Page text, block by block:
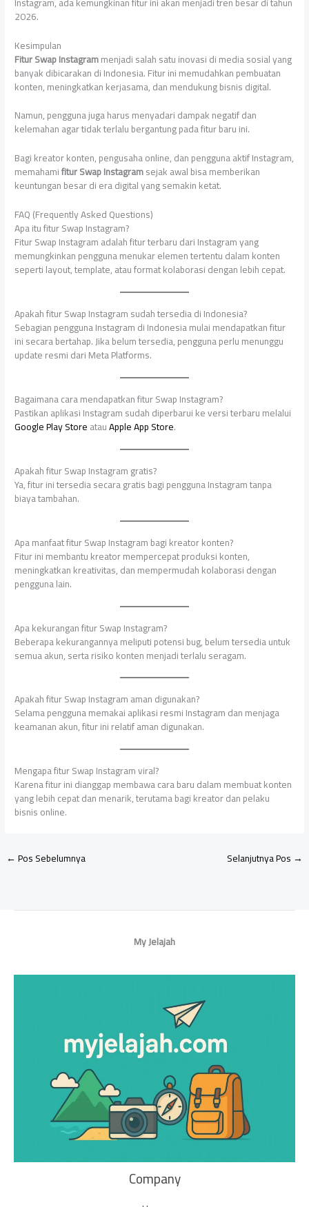
2026.
Kesimpulan
Fitur Swap Instagrammenjadi salah satu inovasi di media sosial yang
banyak dibicarakan di Indonesia. Fitur ini memudahkan pembuatan
konten, meningkatkan kerjasama, dan mendukung bisnis digital.
Namun, pengguna juga harus menyadari dampak negatif dan
kelemahan agar tidak terlalu bergantung pada fitur baru ini.
Bagi kreator konten, pengusaha online, dan pengguna aktif Instagram,
memahamifitur Swap Instagramsejak awal bisa memberikan
keuntungan besar di era digital yang semakin ketat.
FAQ (Frequently Asked Questions)
Apa itu fitur Swap Instagram?
Fitur Swap Instagram adalah fitur terbaru dari Instagram yang
memungkinkan pengguna menukar elemen tertentu dalam konten
seperti layout, template, atau format kolaborasi dengan lebih cepat.
Apakah fitur Swap Instagram sudah tersedia di Indonesia?
Sebagian pengguna Instagram di Indonesia mulai mendapatkan fitur
ini secara bertahap. Jika belum tersedia, pengguna perlu menunggu
update resmi dari Meta Platforms.
Bagaimana cara mendapatkan fitur Swap Instagram?
Pastikan aplikasi Instagram sudah diperbarui ke versi terbaru melalui
Google Play StoreatauApple App Store.
Apakah fitur Swap Instagram gratis?
Ya, fitur ini tersedia secara gratis bagi pengguna Instagram tanpa
biaya tambahan.
Apa manfaat fitur Swap Instagram bagi kreator konten?
Fitur ini membantu kreator mempercepat produksi konten,
meningkatkan kreativitas, dan mempermudah kolaborasi dengan
pengguna lain.
Apa kekurangan fitur Swap Instagram?
Beberapa kekurangannya meliputi potensi bug, belum tersedia untuk
semua akun, serta risiko konten menjadi terlalu seragam.
Apakah fitur Swap Instagram aman digunakan?
Selama pengguna memakai aplikasi resmi Instagram dan menjaga
keamanan akun, fitur ini relatif aman digunakan.
Mengapa fitur Swap Instagram viral?
Karena fitur ini dianggap membawa cara baru dalam membuat konten
yang lebih cepat dan menarik, terutama bagi kreator dan pelaku
bisnis online.
←Pos Sebelumnya Selanjutnya Pos →
My Jelajah
Company